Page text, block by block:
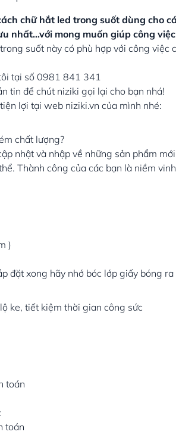
chữ hắt led trong suốt dùng cho
nhất…với mong muốn giúp công
suốt này có phù hợp với công việc
tại số 0981 841 341
tin để chút niziki gọi lại cho bạn nhá!
lợi tại web niziki.vn của mình nhé:
chất lượng?
nhật và nhập về những sản phẩm
Thành công của các bạn là niềm
)
đặt xong hãy nhớ bóc lớp giấy bóng ra
ke, tiết kiệm thời gian công sức
toán
toán